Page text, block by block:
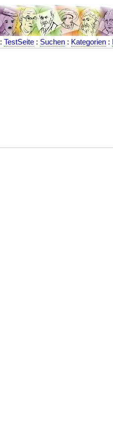
:TestSeite : Suchen : Kategorien :